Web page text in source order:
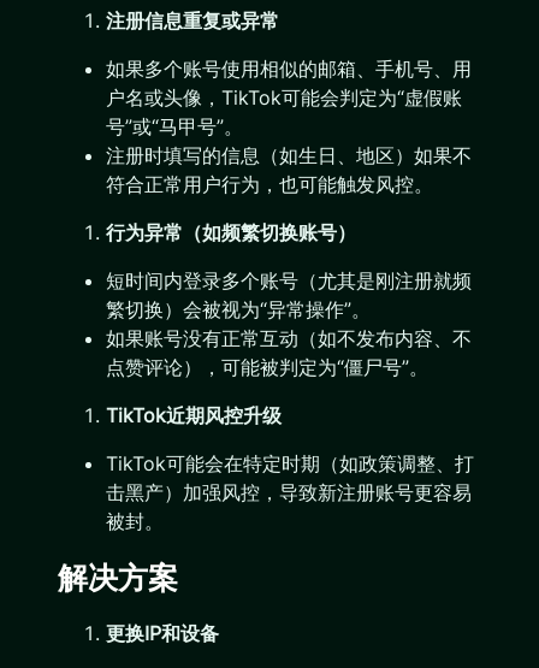
注册信息重复或异常
如果多个账号使用相似的邮箱、手机号、用
户名或头像，TikTok可能会判定为“虚假账
号”或“马甲号”。
注册时填写的信息（如生日、地区）如果不
符合正常用户行为，也可能触发风控。
行为异常（如频繁切换账号）
短时间内登录多个账号（尤其是刚注册就频
繁切换）会被视为“异常操作”。
如果账号没有正常互动（如不发布内容、不
点赞评论），可能被判定为“僵尸号”。
TikTok近期风控升级
TikTok可能会在特定时期（如政策调整、打
击黑产）加强风控，导致新注册账号更容易
被封。
解决方案
更换IP和设备